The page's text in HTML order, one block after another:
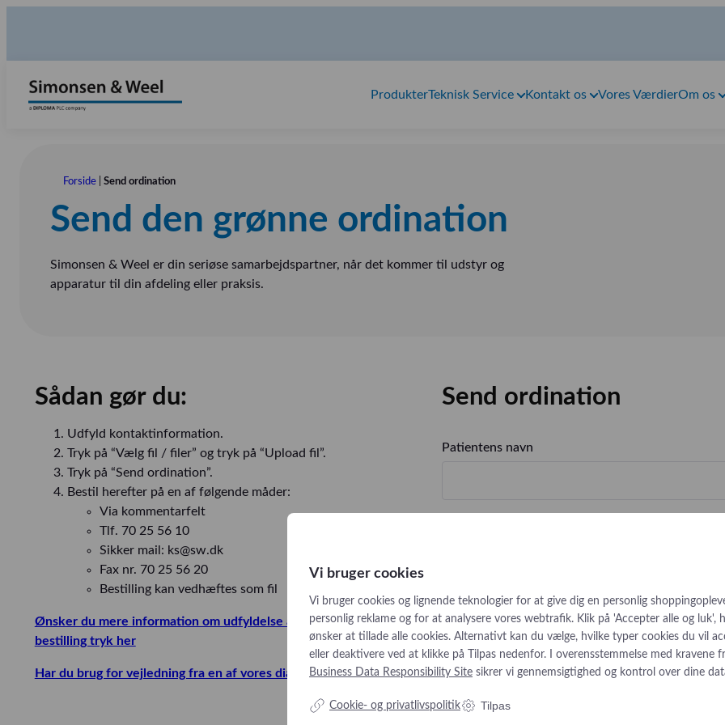
ProdukterTeknisk Service Kontakt os Vores VærdierOm os
Forside| Send ordination
Send den grønne ordination
Simonsen & Weel er din seriøse samarbejdspartner, når det kommer til udstyr og
apparatur til din afdeling eller praksis.
Sådan gør du:
Udfyld kontaktinformation.
Tryk på “Vælg fil / filer” og tryk på “Upload fil”.
Tryk på “Send ordination”.
Bestil herefter på en af følgende måder:
Via kommentarfelt
Tlf. 70 25 56 10
Sikker mail: ks@sw.dk
Fax nr. 70 25 56 20
Bestilling kan vedhæftes som fil
Ønsker du mere information om udfyldelse af ordinationen og
bestilling tryk her
Har du brug for vejledning fra en af vores diætister tryk her
Send ordination
Patientens navn
Besked
Vi bruger cookies
Vi bruger cookies og lignende teknologier for at give dig en personlig
personlig reklame og for at analysere vores webtrafik. Klik på 'Accepter alle og luk',
ønsker at tillade alle cookies. Alternativt kan du vælge, hvilke typer cookies du vil
eller deaktivere ved at klikke på Tilpas nedenfor. I overensstemmelse med kravene
Business Data Responsibility Site sikrer vi gennemsigtighed og kontrol over dine
Cookie- og privatlivspolitik Tilpas